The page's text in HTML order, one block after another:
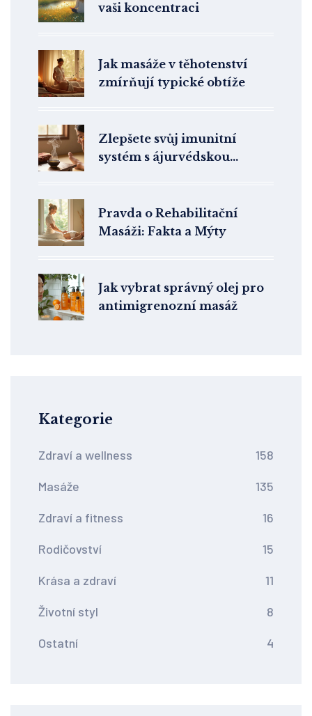
vaši koncentraci
Jak masáže v těhotenství
zmírňují typické obtíže
Zlepšete svůj imunitní
systém s ájurvédskou
Pravda o Rehabilitační
Masáži: Fakta a Mýty
Jak vybrat správný olej pro
antimigrenozní masáž
Kategorie
Zdraví a wellness 158
Masáže 135
Zdraví a fitness 16
Rodičovství 15
Krása a zdraví 11
Životní styl 8
Ostatní 4